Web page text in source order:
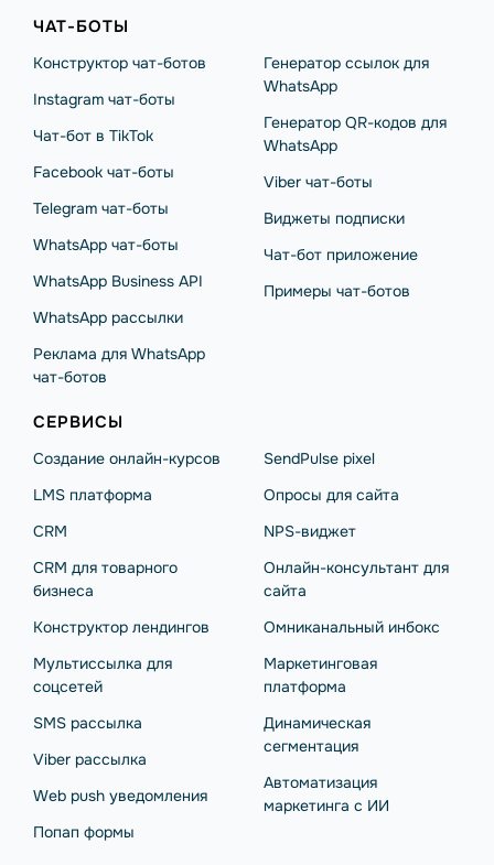
ЧАТ-БОТЫ
Конструктор чат-ботов
Instagram чат-боты
Чат-бот в TikTok
Facebook чат-боты
Telegram чат-боты
WhatsApp чат-боты
WhatsApp Business API
WhatsApp рассылки
Реклама для WhatsApp
чат-ботов
Генератор ссылок для
WhatsApp
Генератор QR-кодов для
WhatsApp
Viber чат-боты
Виджеты подписки
Чат-бот приложение
Примеры чат-ботов
СЕРВИСЫ
Создание онлайн-курсов
LMS платформа
CRM
CRM для товарного
бизнеса
Конструктор лендингов
Мультиссылка для
соцсетей
SMS рассылка
Viber рассылка
Web push уведомления
Попап формы
SendPulse pixel
Опросы для сайта
NPS-виджет
Онлайн-консультант для
сайта
Омниканальный инбокс
Маркетинговая
платформа
Динамическая
сегментация
Автоматизация
маркетинга с ИИ